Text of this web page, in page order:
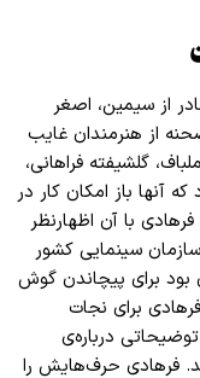
از سیمین، اصغر
از هنرمندان غایب
گلشیفته فراهانی،
آنها باز امکان کار در
با آن اظهارنظر
سینمایی کشور
برای پیچاندن گوش
برای نجات
درباره‌ی
فرهادی حرف‌هایش را